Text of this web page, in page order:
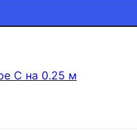
C на 0.25 м